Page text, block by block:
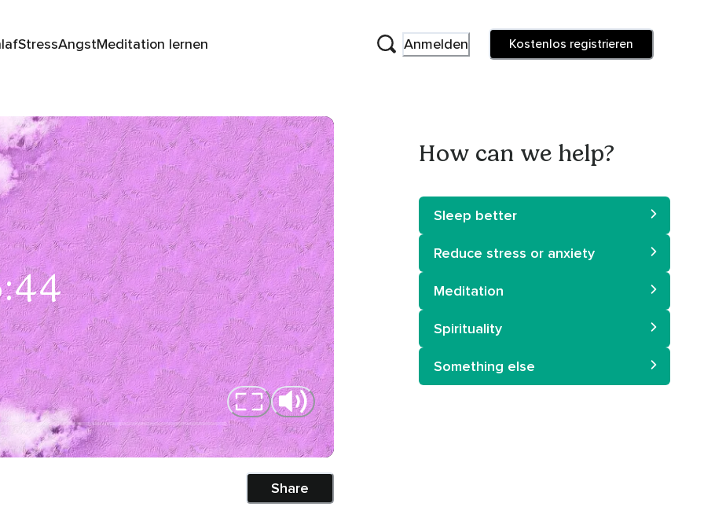
StressAngstMeditation lernen Anmelden Kostenlos registrieren
Share
How can we help?
Sleep better
Reduce stress or anxiety
Meditation
Spirituality
Something else